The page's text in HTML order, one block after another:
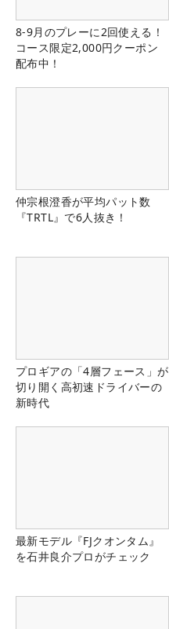
8-9月のプレーに2回使える！
コース限定2,000円クーポン
配布中！
仲宗根澄香が平均パット数
『TRTL』で6人抜き！
プロギアの「4層フェース」が
切り開く高初速ドライバーの
新時代
最新モデル『FJクオンタム』
を石井良介プロがチェック